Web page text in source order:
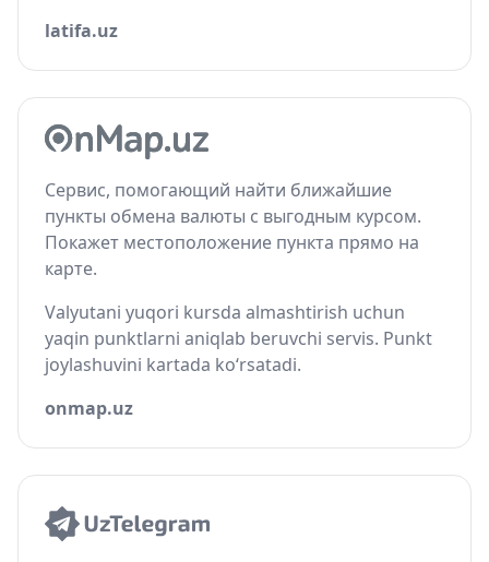
latifa.uz
Сервис, помогающий найти ближайшие
пункты обмена валюты с выгодным курсом.
Покажет местоположение пункта прямо на
карте.
Valyutani yuqori kursda almashtirish uchun
yaqin punktlarni aniqlab beruvchi servis. Punkt
joylashuvini kartada ko‘rsatadi.
onmap.uz